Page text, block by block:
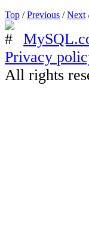
Top /Previous /Next
Privacy
All rights